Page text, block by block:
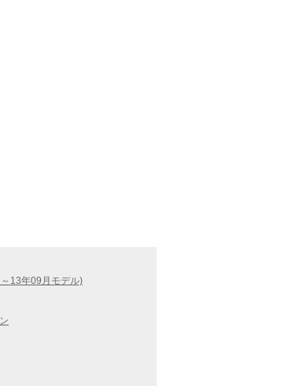
13年09月モデル)